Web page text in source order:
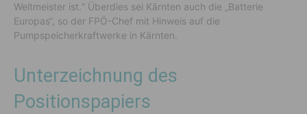
Weltmeister ist.“ Überdies sei Kärnten auch die „Batterie
Europas“, so der FPÖ-Chef mit Hinweis auf die
Pumpspeicherkraftwerke in Kärnten.
Unterzeichnung des
Positionspapiers